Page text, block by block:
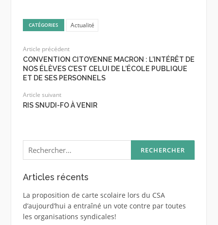
CATÉGORIES Actualité
Article précédent
CONVENTION CITOYENNE MACRON : L’INTÉRÊT DE
NOS ÉLÈVES C’EST CELUI DE L’ÉCOLE PUBLIQUE
ET DE SES PERSONNELS
Article suivant
RIS SNUDI-FO À VENIR
Rechercher :
Articles récents
La proposition de carte scolaire lors du CSA
d’aujourd’hui a entraîné un vote contre par toutes
les organisations syndicales!